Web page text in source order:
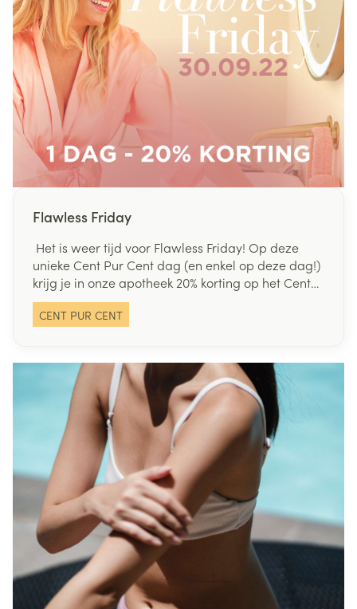
Flawless Friday
Het is weer tijd voor Flawless Friday! Op deze
unieke Cent Pur Cent dag (en enkel op deze dag!)
krijg je in onze apotheek 20% korting op het Cent
Pur Cent gamma (vanaf 2 stuks).
CENT PUR CENT